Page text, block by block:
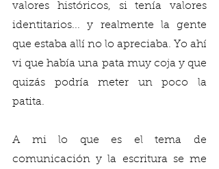
valores históricos, si tenía valores
identitarios... y realmente la gente
que estaba allí no lo apreciaba. Yo ahí
vi que había una pata muy coja y que
quizás podría meter un poco la
patita.
A mi lo que es el tema de
comunicación y la escritura se me